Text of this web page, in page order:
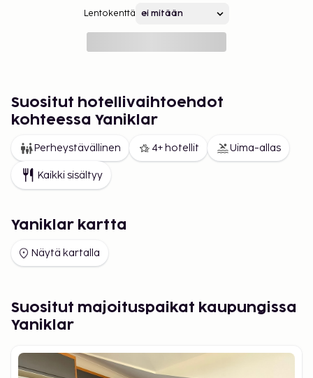
Lentokenttä
Suositut hotellivaihtoehdot
kohteessa Yaniklar
Perheystävällinen 4+ hotellit Uima-allas
Kaikki sisältyy
Yaniklar kartta
Näytä kartalla
Suositut majoituspaikat kaupungissa
Yaniklar